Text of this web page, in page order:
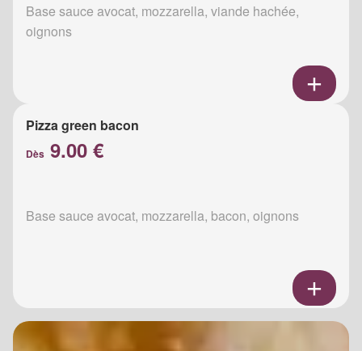
Base sauce avocat, mozzarella, viande hachée,
oignons
Pizza green bacon
Dès 9.00 €
Base sauce avocat, mozzarella, bacon, oignons